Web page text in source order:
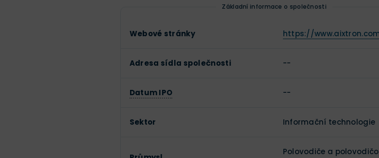
Základní informace o společnosti
Webové stránky https://
Adresa sídla společnosti --
Datum IPO --
Sektor Informační technologie
Polovodiče a